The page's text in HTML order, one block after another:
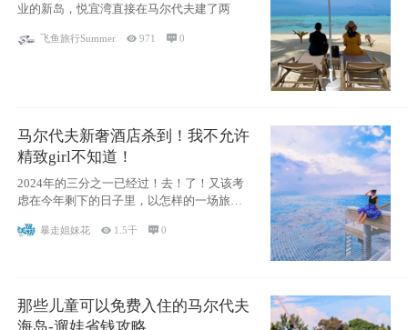
业的新岛，悦宜湾直接在马尔代夫建了两
飞鱼旅行Summer 971 0
马尔代夫新奢酒店杀到！我不允许
精致girl不知道！
2024年的三分之一已经过！去！了！又该考
虑在今年剩下的日子里，以怎样的一场旅行
暴走姐妹花  1.5千 0
那些儿童可以免费入住的马尔代夫